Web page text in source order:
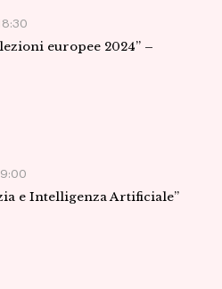
europee 2024” –
e Intelligenza Artificiale”